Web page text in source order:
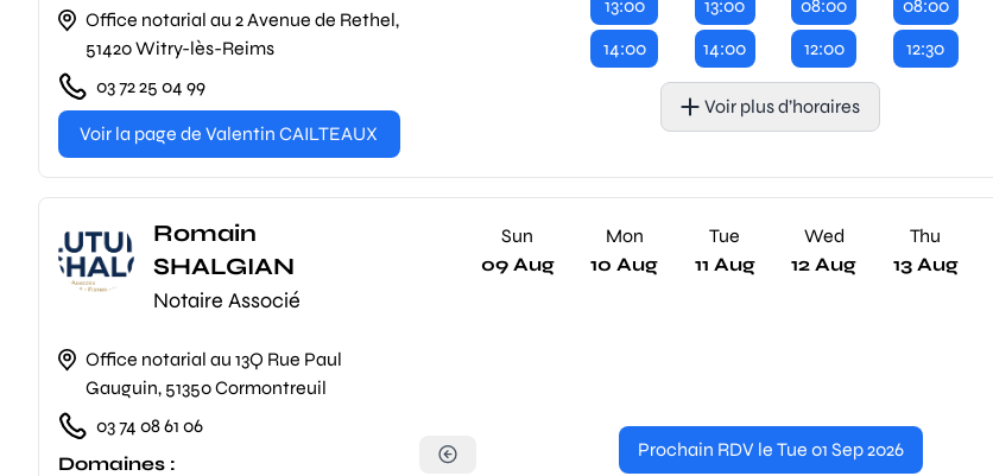
Office notarial au 2 Avenue de Rethel,
51420 Witry-lès-Reims
03 72 25 04 99
Voir la page de Valentin CAILTEAUX
13:00
14:00
13:00
14:00
08:00
12:00
08:00
12:30
Voir plus d’horaires
Romain
SHALGIAN
Notaire Associé
Office notarial au 13Q Rue Paul
Gauguin, 51350 Cormontreuil
03 74 08 61 06
Domaines :
Sun
09 Aug
Mon
10 Aug
Tue
11 Aug
Wed
12 Aug
Thu
13 Aug
Prochain RDV le Tue 01 Sep 2026